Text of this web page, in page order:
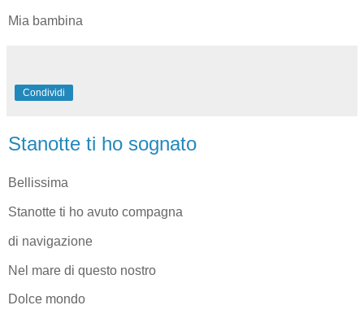
Mia bambina
Condividi
Stanotte ti ho sognato
Bellissima
Stanotte ti ho avuto compagna
di navigazione
Nel mare di questo nostro
Dolce mondo